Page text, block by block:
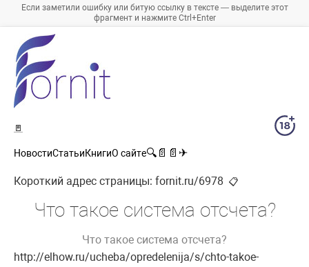
Если заметили ошибку или битую ссылку в тексте — выделите этот
фрагмент и нажмите Ctrl+Enter
🚪
НовостиСтатьиКнигиО сайте🔍 📄 📄 ✈
Короткий адрес страницы: fornit.ru/6978 📋
Что такое система отсчета?
Что такое система отсчета?
http://elhow.ru/ucheba/opredelenija/s/chto-takoe-